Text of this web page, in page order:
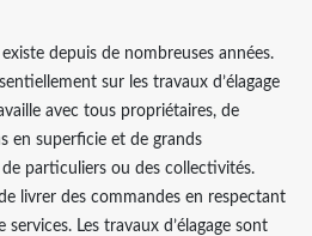
depuis de nombreuses années.
sur les travaux d’élagage
avec tous propriétaires, de
en superficie et de grands
particuliers ou des collectivités.
livrer des commandes en respectant
Les travaux d’élagage sont